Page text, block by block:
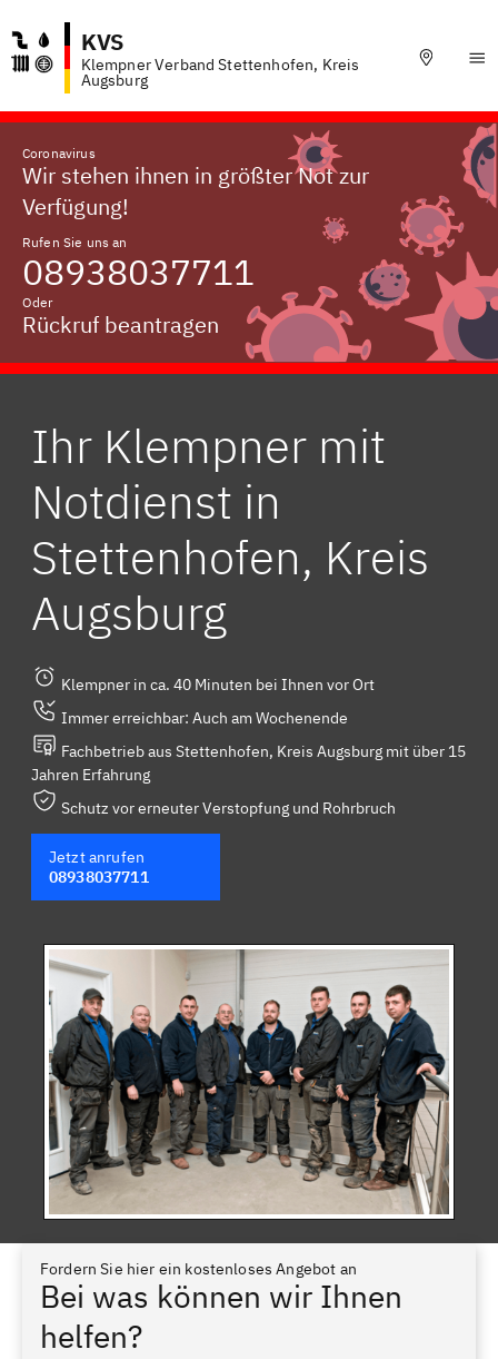
KVS
Klempner Verband Stettenhofen, Kreis
Augsburg
Coronavirus
Wir stehen ihnen in größter Not zur
Verfügung!
Rufen Sie uns an
08938037711
Oder
Rückruf beantragen
Ihr Klempner mit
Notdienst in
Stettenhofen, Kreis
Augsburg
Klempner in ca. 40 Minuten bei Ihnen vor Ort
Immer erreichbar: Auch am Wochenende
Fachbetrieb aus Stettenhofen, Kreis Augsburg mit über 15
Jahren Erfahrung
Schutz vor erneuter Verstopfung und Rohrbruch
Jetzt anrufen
08938037711
Fordern Sie hier ein kostenloses Angebot an
Bei was können wir Ihnen
helfen?